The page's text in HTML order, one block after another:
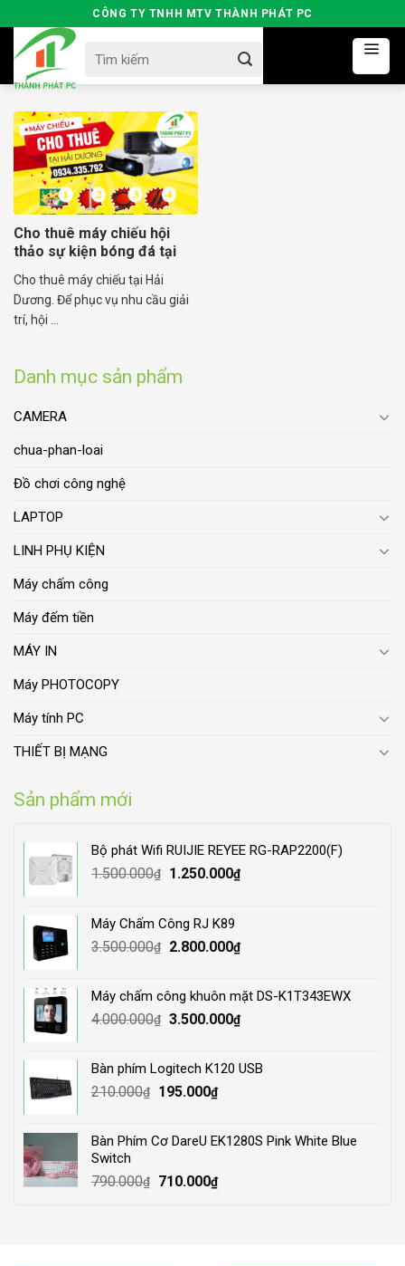
to
content
CÔNG TY TNHH MTV THÀNH PHÁT PC
for:
Danh mục sản phẩm
CAMERA
chua-phan-loai
Đồ chơi công nghệ
LAPTOP
LINH PHỤ KIỆN
Máy chấm công
Máy đếm tiền
MÁY IN
Máy PHOTOCOPY
Máy tính PC
THIẾT BỊ MẠNG
Sản phẩm mới
Bộ phát Wifi RUIJIE REYEE RG-RAP2200(F)
1.500.000₫
Original
1.500.000₫.
1.250.000₫Current
Máy Chấm Công RJ K89
3.500.000₫
Original
3.500.000₫.
2.800.000₫Current
2.800.000₫.
Máy chấm công khuôn mặt DS-K1T343EWX
4.000.000₫ Original
4.000.000₫.
3.500.000₫Current
3.500.000₫.
Bàn phím Logitech K120 USB
210.000₫
Original
210.000₫.
195.000₫Current
195.000₫.
Bàn Phím Cơ DareU EK1280S Pink White Blue
Switch
790.000₫
Original
710.000₫Current
Cho thuê máy chiếu hội
thảo sự kiện bóng đá tại
Cho thuê máy chiếu tại Hải
Dương. Để phục vụ nhu cầu giải
trí, hội ...